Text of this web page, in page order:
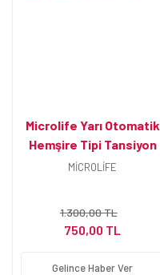
Microlife Yarı Otomatik
Hemşire Tipi Tansiyon
Aleti
MİCROLİFE
1.300,00 TL
750,00 TL
Gelince Haber Ver